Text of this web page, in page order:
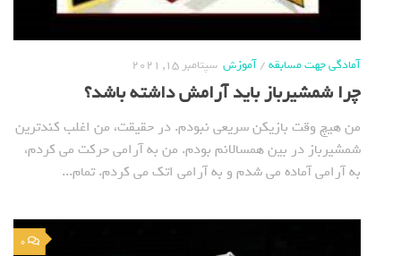
آمادگی جهت مسابقه/آموزش سپتامبر 15, 2021
چرا شمشیرباز باید آرامش داشته باشد؟
من هیچ وقت بازیکن سریعی نبودم. در حقیقت، من اغلب کندترین
شمشیرباز در بین همسالانم بودم. من به آرامی حرکت می کردم،
به آرامی آماده می شدم و به آرامی اتک می کردم. تمام...
0